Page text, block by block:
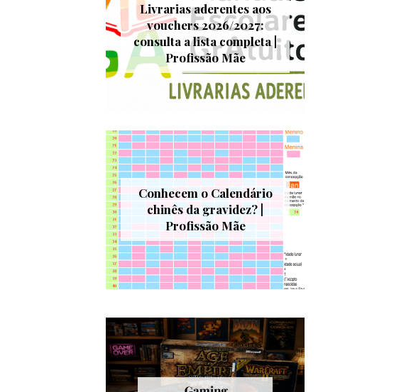
Livrarias aderentes aos
vouchers 2026/2027:
consulta a lista completa |
Profissão Mãe
Conhecem o Calendário
chinês da gravidez? |
Profissão Mãe